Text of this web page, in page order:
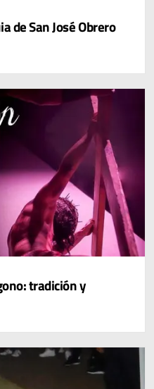
de San José Obrero
tradición y